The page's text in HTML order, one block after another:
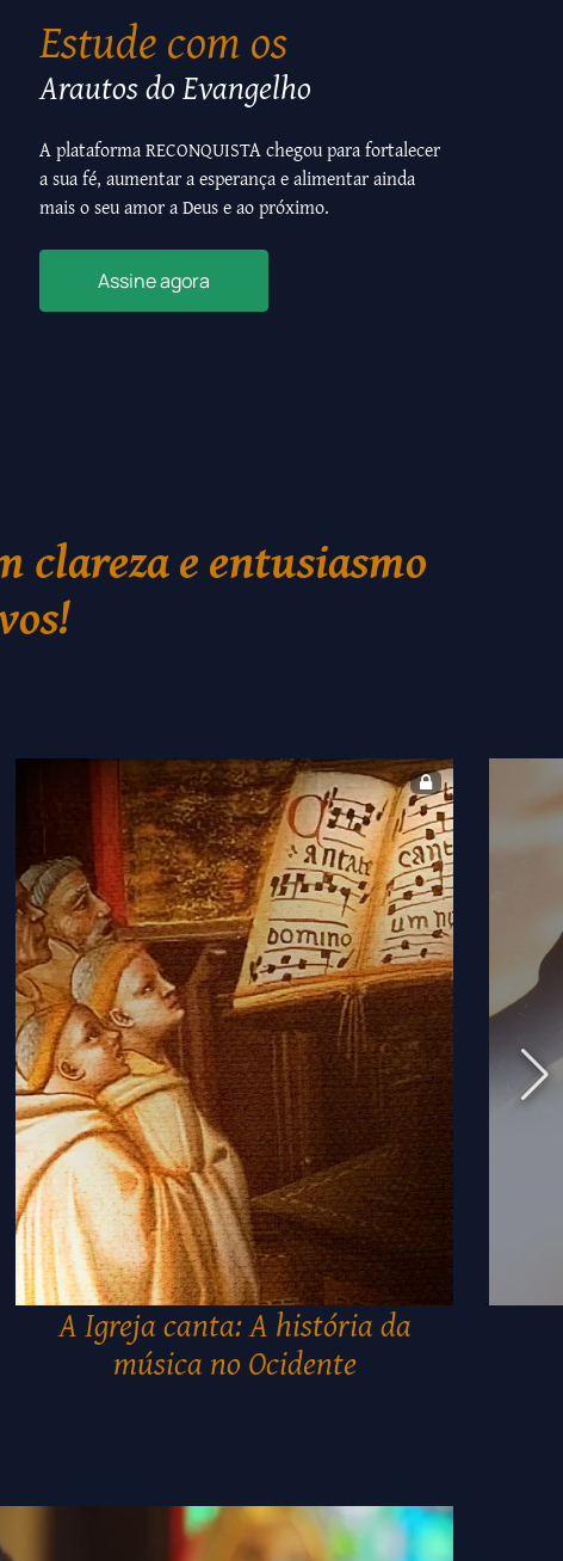
Estude com os
Arautos do Evangelho
A plataforma RECONQUISTA chegou para fortalecer
a sua fé, aumentar a esperança e alimentar ainda
mais o seu amor a Deus e ao próximo.
Assine agora
clareza e entusiasmo
A Igreja canta: A história da
música no Ocidente